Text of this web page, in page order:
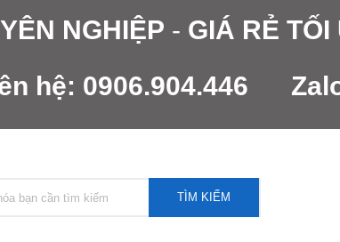
NGHIỆP - GIÁ RẺ TỐI
hệ: 0906.904.446
TÌM KIẾM